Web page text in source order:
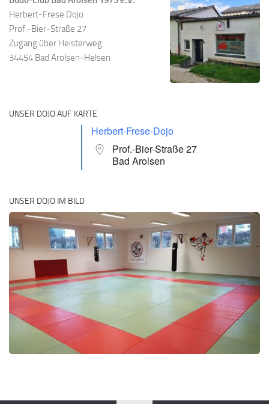
Herbert-Frese Dojo
Prof.-Bier-Straße 27
Zugang über Heisterweg
34454 Bad Arolsen-Helsen
UNSER DOJO AUF KARTE
Herbert-Frese-Dojo
Prof.-Bier-Straße 27
Bad Arolsen
UNSER DOJO IM BILD